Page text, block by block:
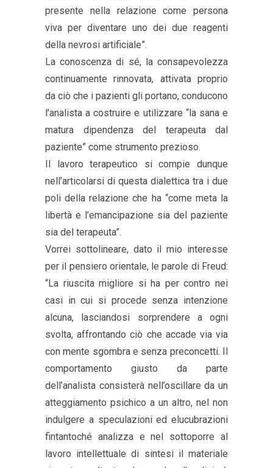
presente nella relazione come persona
viva per diventare uno dei due reagenti
della nevrosi artificiale”.
La conoscenza di sé, la consapevolezza
continuamente rinnovata, attivata proprio
da ciò che i pazienti gli portano, conducono
l’analista a costruire e utilizzare “la sana e
matura dipendenza del terapeuta dal
paziente” come strumento prezioso.
Il lavoro terapeutico si compie dunque
nell’articolarsi di questa dialettica tra i due
poli della relazione che ha “come meta la
libertà e l’emancipazione sia del paziente
sia del terapeuta”.
Vorrei sottolineare, dato il mio interesse
per il pensiero orientale, le parole di Freud:
“La riuscita migliore si ha per contro nei
casi in cui si procede senza intenzione
alcuna, lasciandosi sorprendere a ogni
svolta, affrontando ciò che accade via via
con mente sgombra e senza preconcetti. Il
comportamento giusto da parte
dell’analista consisterà nell’oscillare da un
atteggiamento psichico a un altro, nel non
indulgere a speculazioni ed elucubrazioni
fintantoché analizza e nel sottoporre al
lavoro intellettuale di sintesi il materiale